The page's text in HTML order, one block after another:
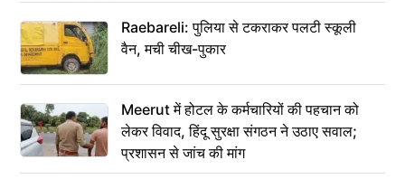
Raebareli: पुलिया से टकराकर पलटी स्कूली
वैन, मची चीख-पुकार
Meerut में होटल के कर्मचारियों की पहचान को
लेकर विवाद, हिंदू सुरक्षा संगठन ने उठाए सवाल;
प्रशासन से जांच की मांग